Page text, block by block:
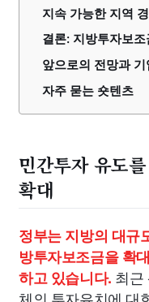
지속 가능한 지역
결론: 지방투자보
앞으로의 전망과
자주 묻는 숏텐츠
민간투자 유도
확대
정부는 지방의 대규
방투자보조금을 확
하고 있습니다. 최근